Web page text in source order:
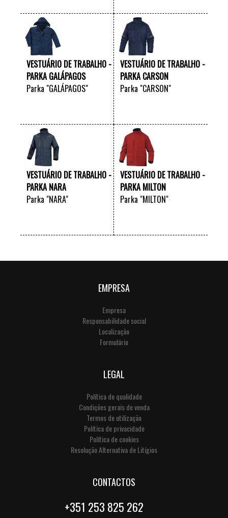
VESTUÁRIO DE TRABALHO -
PARKA GALÁPAGOS
Parka "GALÁPAGOS"
VESTUÁRIO DE TRABALHO -
PARKA CARSON
Parka "CARSON"
VESTUÁRIO DE TRABALHO -
PARKA NARA
Parka "NARA"
VESTUÁRIO DE TRABALHO -
PARKA MILTON
Parka "MILTON"
EMPRESA
Empresa
Responsabilidade social
Localização
Formulário
LEGAL
Política de qualidade
Condições gerais de venda
Termos de utilização
Política de privacidade
Política de cookies
Resolução Alternativa de Litígios
CONTACTOS
+351 253 825 262